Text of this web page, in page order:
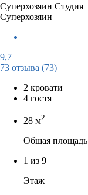
Суперхозяин Студия
Суперхозяин
9,7
73 отзыва (73)
2 кровати
4 гостя
28 м2
Общая площадь
1 из 9
Этаж